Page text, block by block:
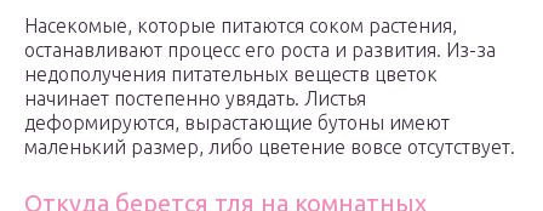
Насекомые, которые питаются соком растения,
останавливают процесс его роста и развития. Из-за
недополучения питательных веществ цветок
начинает постепенно увядать. Листья
деформируются, вырастающие бутоны имеют
маленький размер, либо цветение вовсе отсутствует.
Откуда берется тля на комнатных